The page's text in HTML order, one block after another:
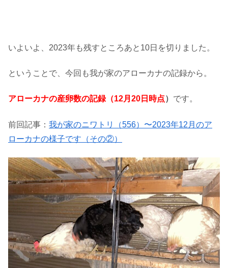
いよいよ、2023年も残すところあと10日を切りました。
ということで、今回も我が家のアローカナの記録から。
アローカナの産卵数の記録（12月20日時点） です。
前回記事： 我が家のニワトリ（556）〜2023年12月のア
ローカナの様子です（その②）